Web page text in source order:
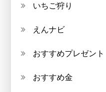
いちご狩り
えんナビ
おすすめプレゼント
おすすめ金